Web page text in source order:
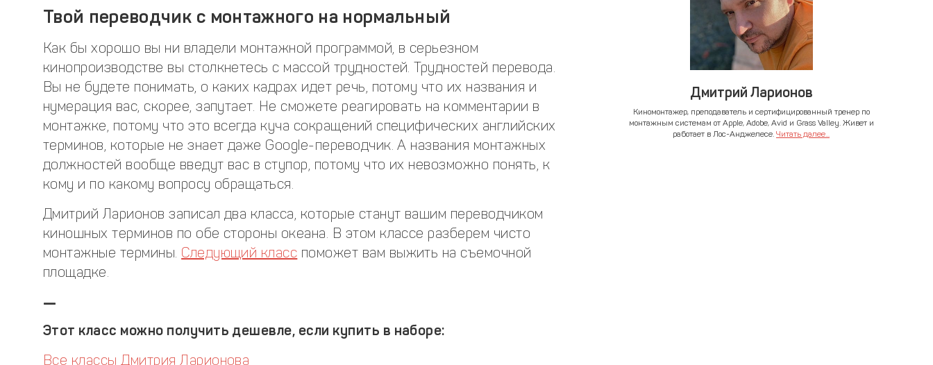
Твой переводчик с монтажного на нормальный
Как бы хорошо вы ни владели монтажной программой, в серьезном
кинопроизводстве вы столкнетесь с массой трудностей. Трудностей перевода.
Вы не будете понимать, о каких кадрах идет речь, потому что их названия и
нумерация вас, скорее, запутает. Не сможете реагировать на комментарии в
монтажке, потому что это всегда куча сокращений специфических английских
терминов, которые не знает даже Google-переводчик. А названия монтажных
должностей вообще введут вас в ступор, потому что их невозможно понять, к
кому и по какому вопросу обращаться.
Дмитрий Ларионов записал два класса, которые станут вашим переводчиком
киношных терминов по обе стороны океана. В этом классе разберем чисто
монтажные термины. Следующий класс поможет вам выжить на съемочной
площадке.
—
Этот класс можно получить дешевле, если купить в наборе:
Все классы Дмитрия Ларионова
Дмитрий Ларионов
Киномонтажер, преподаватель и сертифицированный тренер по
монтажным системам от Apple, Adobe, Avid и Grass Valley. Живет и
работает в Лос-Анджелесе. Читать далее...